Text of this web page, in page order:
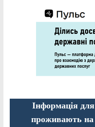
Інформація
проживають на